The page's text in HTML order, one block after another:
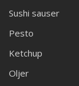
Sushi sauser
Pesto
Ketchup
Oljer